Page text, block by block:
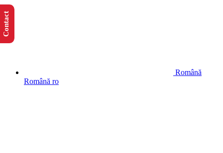
Română
Română ro
Contact